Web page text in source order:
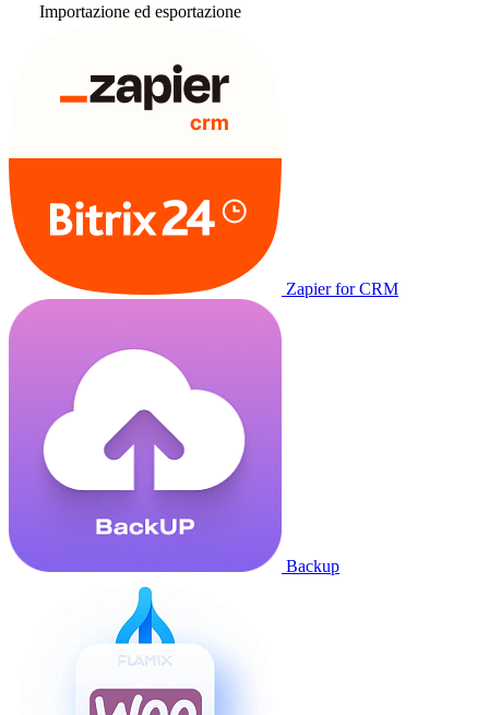
Importazione ed esportazione
Zapier for CRM
Backup